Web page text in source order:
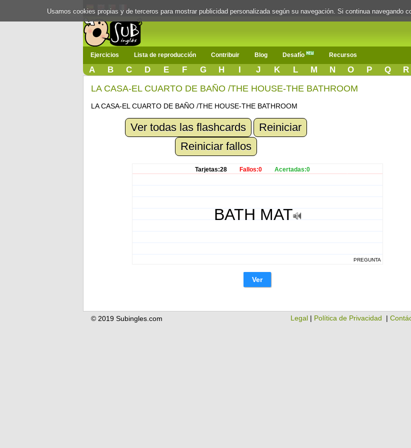
Ejercicios Lista de reproducción Contribuir Blog Desafío Recursos
A B C D E F G H I J K L M N O P Q R
LA CASA-EL CUARTO DE BAÑO /THE HOUSE-THE BATHROOM
LA CASA-EL CUARTO DE BAÑO /THE HOUSE-THE BATHROOM
Ver todas las flashcards
Reiniciar
Reiniciar fallos
Tarjetas:28 Fallos:0 Acertadas:0
BATH MAT
PREGUNTA
Ver
Legal | Política de Privacidad |
© 2019 Subingles.com
Usamos cookies propias y de terceros para mostrar publicidad personalizada según su navegación. Si continua navegando